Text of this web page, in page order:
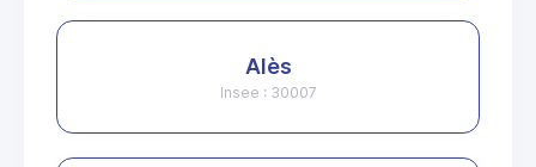
Alès
Insee : 30007